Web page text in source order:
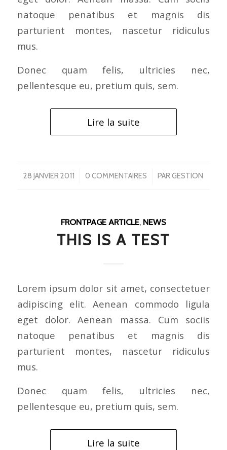
natoque penatibus et magnis dis
parturient montes, nascetur ridiculus
mus.
Donec quam felis, ultricies nec,
pellentesque eu, pretium quis, sem.
Lire la suite
28 JANVIER 2011
/ 0 COMMENTAIRES
/ PARGESTION
FRONTPAGE ARTICLE, NEWS
THIS IS A TEST
Lorem ipsum dolor sit amet, consectetuer
adipiscing elit. Aenean commodo ligula
eget dolor. Aenean massa. Cum sociis
natoque penatibus et magnis dis
parturient montes, nascetur ridiculus
mus.
Donec quam felis, ultricies nec,
pellentesque eu, pretium quis, sem.
Lire la suite